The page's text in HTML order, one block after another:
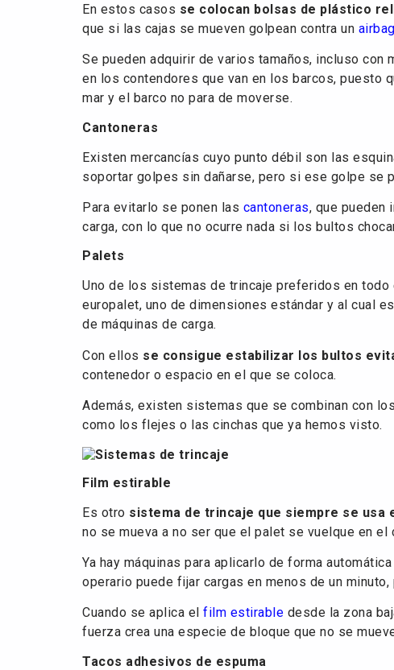
En estos casos se colocan bolsas de plástico
que si las cajas se mueven golpean contra un airbag
Se pueden adquirir de varios tamaños, incluso
en los contendores que van en los barcos, puesto
mar y el barco no para de moverse.
Cantoneras
Existen mercancías cuyo punto débil son las
soportar golpes sin dañarse, pero si ese golpe se
Para evitarlo se ponen las cantoneras, que pueden
carga, con lo que no ocurre nada si los bultos
Palets
Uno de los sistemas de trincaje preferidos en todo
europalet, uno de dimensiones estándar y al cual
de máquinas de carga.
Con ellos se consigue estabilizar los bultos
contenedor o espacio en el que se coloca.
Además, existen sistemas que se combinan con
como los flejes o las cinchas que ya hemos visto.
Film estirable
Es otro sistema de trincaje que siempre se usa
no se mueva a no ser que el palet se vuelque en el
Ya hay máquinas para aplicarlo de forma
operario puede fijar cargas en menos de un
Cuando se aplica el film estirable desde la zona
fuerza crea una especie de bloque que no se
Tacos adhesivos de espuma